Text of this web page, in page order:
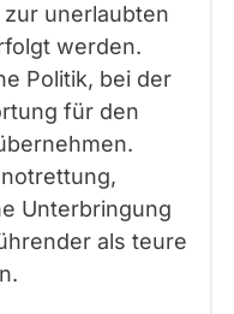
unerlaubten
werden.
Politik, bei der
für den
Unterbringung
als teure